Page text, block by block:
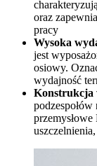
oraz
pracy
Wysoka
jest
osiowy.
wydajność
Konstrukcja
podzespołów